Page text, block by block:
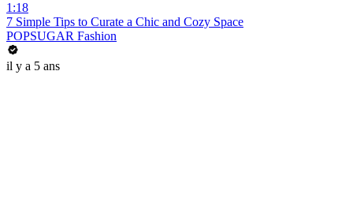
1:18
7 Simple Tips to Curate a Chic and Cozy Space
POPSUGAR Fashion
il y a 5 ans